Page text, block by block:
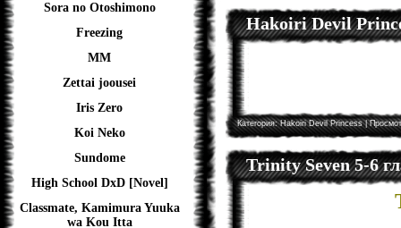
Sora no Otoshimono
Freezing
ММ
Zettai joousei
Iris Zero
Koi Neko
Sundome
High School DxD [Novel]
Classmate, Kamimura Yuuka
wa Kou Itta
Hakoiri Devil
Категория:Hakoiri Devil Princess|
Trinity Seven 5-6